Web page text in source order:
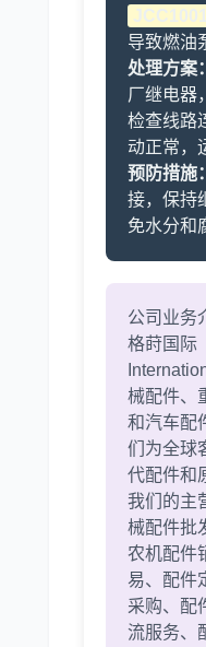
导致燃油
处理方案：
厂继电器
检查线路
动正常，
预防措施：
接，保持
免水分和
公司业务
格莳国际
械配件、
和汽车配
们为全球
代配件和
我们的主
械配件批
农机配件
易、配件
采购、配
流服务、